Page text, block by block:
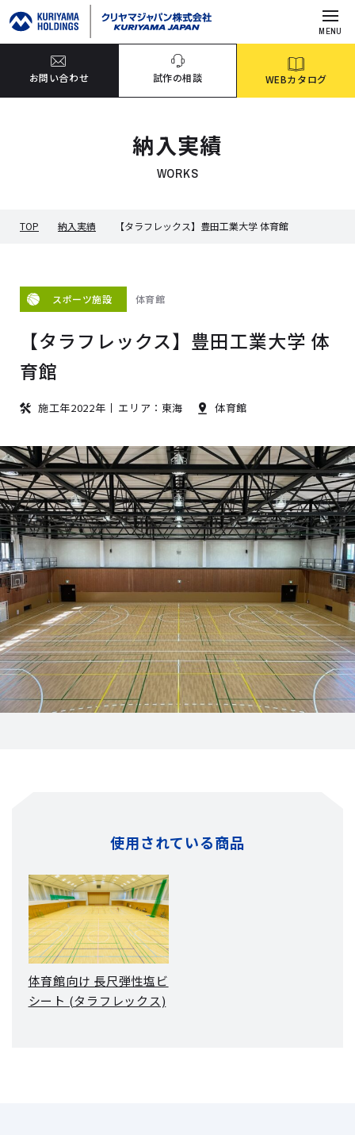
MENU
お問い合わせ 試作の相談 WEBカタログ
納入実績
WORKS
TOP 納入実績 【タラフレックス】豊田工業大学 体育館
スポーツ施設 体育館
【タラフレックス】豊田工業大学 体
育館
施工年2022年 エリア：東海 体育館
使用されている商品
体育館向け 長尺弾性塩ビ
シート (タラフレックス)